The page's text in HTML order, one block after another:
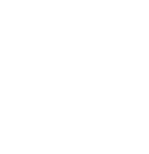
Así lo ha indicado
la sede del
Gobierno de
alcance un alto el